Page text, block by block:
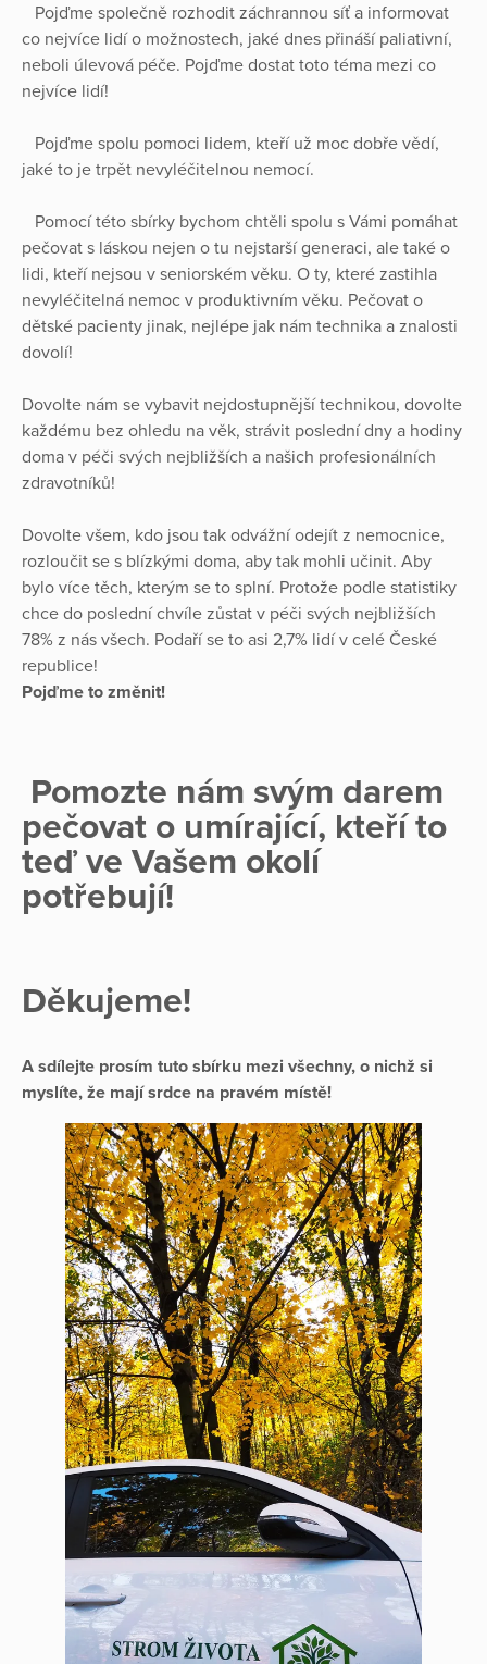
Pojďme společně rozhodit záchrannou síť a informovat
co nejvíce lidí o možnostech, jaké dnes přináší paliativní,
neboli úlevová péče. Pojďme dostat toto téma mezi co
nejvíce lidí!
Pojďme spolu pomoci lidem, kteří už moc dobře vědí,
jaké to je trpět nevyléčitelnou nemocí.
Pomocí této sbírky bychom chtěli spolu s Vámi pomáhat
pečovat s láskou nejen o tu nejstarší generaci, ale také o
lidi, kteří nejsou v seniorském věku. O ty, které zastihla
nevyléčitelná nemoc v produktivním věku. Pečovat o
dětské pacienty jinak, nejlépe jak nám technika a znalosti
dovolí!
Dovolte nám se vybavit nejdostupnější technikou, dovolte
každému bez ohledu na věk, strávit poslední dny a hodiny
doma v péči svých nejbližších a našich profesionálních
zdravotníků!
Dovolte všem, kdo jsou tak odvážní odejít z nemocnice,
rozloučit se s blízkými doma, aby tak mohli učinit. Aby
bylo více těch, kterým se to splní. Protože podle statistiky
chce do poslední chvíle zůstat v péči svých nejbližších
78% z nás všech. Podaří se to asi 2,7% lidí v celé České
republice!
Pojďme to změnit!
Pomozte nám svým darem
pečovat o umírající, kteří to
teď ve Vašem okolí
potřebují!
Děkujeme!
A sdílejte prosím tuto sbírku mezi všechny, o nichž si
myslíte, že mají srdce na pravém místě!